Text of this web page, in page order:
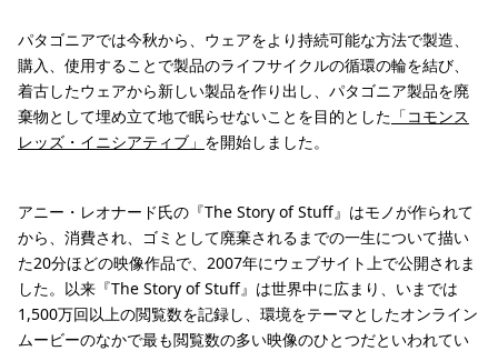
パタゴニアでは今秋から、ウェアをより持続可能な方法で製造、
購入、使用することで製品のライフサイクルの循環の輪を結び、
着古したウェアから新しい製品を作り出し、パタゴニア製品を廃
棄物として埋め立て地で眠らせないことを目的とした 「コモンス
レッズ・イニシアティブ」 を開始しました。
アニー・レオナード氏の『The Story of Stuff』はモノが作られて
から、消費され、ゴミとして廃棄されるまでの一生について描い
た20分ほどの映像作品で、2007年にウェブサイト上で公開されま
した。以来『The Story of Stuff』は世界中に広まり、いまでは
1,500万回以上の閲覧数を記録し、環境をテーマとしたオンライン
ムービーのなかで最も閲覧数の多い映像のひとつだといわれてい